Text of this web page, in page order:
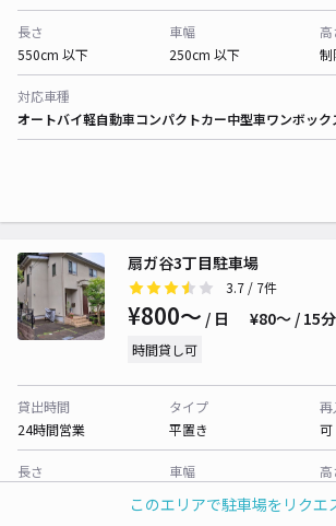
このエリアで駐車場をリクエ
長さ
550cm 以下
車幅
250cm 以下
高
制
対応車種
オートバイ軽自動車コンパクトカー中型車ワンボック
扇ガ谷3丁目駐車場
3.7 / 7件
¥800〜 / 日 ¥80〜 / 15分
時間貸し可
貸出時間
24時間営業
タイプ
平置き
再
可
長さ
車幅
180cm 以下
高